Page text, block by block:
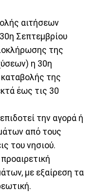
αιτήσεων
Σεπτεμβρίου
της
η 30η
της
έως τις 30
την αγορά ή
από τους
του νησιού.
με εξαίρεση τα